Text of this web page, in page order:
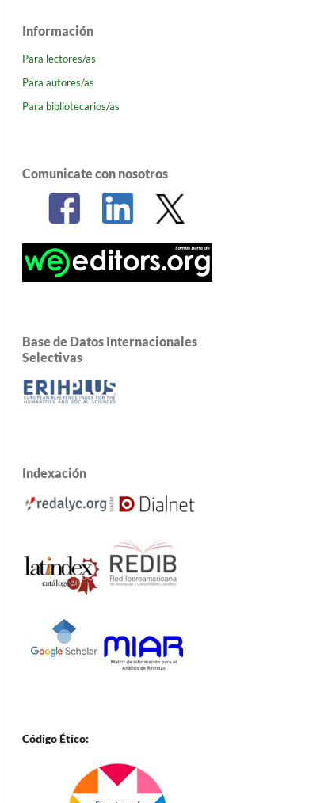
Información
Para lectores/as
Para autores/as
Para bibliotecarios/as
Comunicate con nosotros
Base de Datos Internacionales
Selectivas
Indexación
Código Ético: